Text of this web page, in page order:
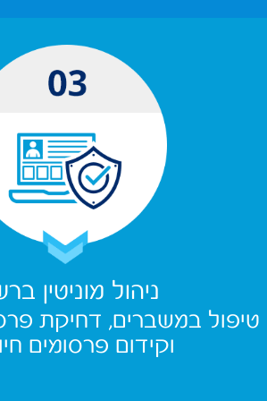
ניהול מוניטין
טיפול במשברים, דחיקת
וקידום פרסומים